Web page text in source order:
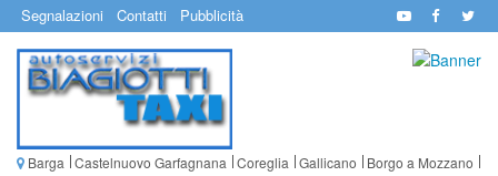
Segnalazioni Contatti Pubblicità
Barga Castelnuovo Garfagnana Coreglia Gallicano
Borgo a Mozzano